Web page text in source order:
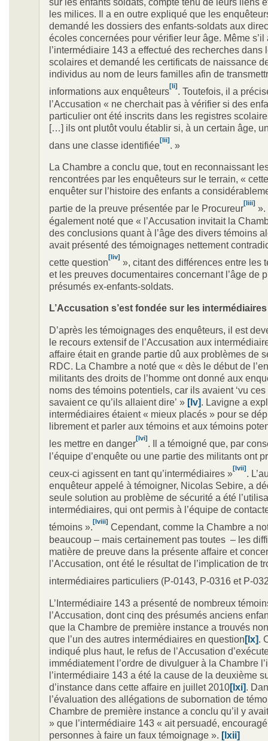
les milices. Il a en outre expliqué que les
demandé les dossiers des enfants-soldats aux
écoles concernées pour vérifier leur âge. Même s’il
l’intermédiaire 143 a effectué des recherches dans
scolaires et demandé les certificats de naissance
individus au nom de leurs familles afin de
informations aux enquêteurs[li]. Toutefois, il a
l’Accusation « ne cherchait pas à vérifier si des
particulier ont été inscrits dans les registres
[…] ils ont plutôt voulu établir si, à un certain âge,
dans une classe identifiée[lii] . »
La Chambre a conclu que, tout en reconnaissant
rencontrées par les enquêteurs sur le terrain, «
enquêter sur l’histoire des enfants a
partie de la preuve présentée par le Procureur[liii] ».
également noté que « l’Accusation invitait la
des conclusions quant à l’âge des divers témoins
avait présenté des témoignages nettement
cette question[liv] », citant des différences entre les
et les preuves documentaires concernant l’âge de
présumés ex-enfants-soldats.
L’Accusation s’est fondée sur les intermédiaires
D’après les témoignages des enquêteurs, il est
le recours extensif de l’Accusation aux
affaire était en grande partie dû aux problèmes de
RDC. La Chambre a noté que « dès le début de
militants des droits de l’homme ont donné aux
noms des témoins potentiels, car ils avaient ‘vu
savaient ce qu’ils allaient dire’ » [lv]. Lavigne a
intermédiaires étaient « mieux placés » pour se
librement et parler aux témoins et aux témoins
les mettre en danger[lvi] . Il a témoigné que, par
l’équipe d’enquête ou une partie des militants ont
ceux-ci agissent en tant qu’intermédiaires »[lvii]
.
enquêteur appelé à témoigner, Nicolas Sebire, a
seule solution au problème de sécurité a été
intermédiaires, qui ont permis à l’équipe de
témoins ». [lviii] Cependant, comme la Chambre a
beaucoup – mais certainement pas toutes – les
matière de preuve dans la présente affaire et
l’Accusation, ont été le résultat de l’implication de
intermédiaires particuliers (P-0143, P-0316 et P-
L’Intermédiaire 143 a présenté de nombreux
l’Accusation, dont cinq des présumés anciens
que la Chambre de première instance a trouvés
que l’un des autres intermédiaires en question[lx] .
indiqué plus haut, le refus de l’Accusation
immédiatement l’ordre de divulguer à la Chambre
l’intermédiaire 143 a été la cause de la deuxième
d’instance dans cette affaire en juillet 2010[lxi] .
l’évaluation des allégations de subornation de
Chambre de première instance a conclu qu’il y
» que l’intermédiaire 143 « ait persuadé,
personnes à faire un faux témoignage ». [lxii]